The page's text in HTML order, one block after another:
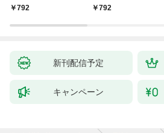
792
にゲームバランスを崩
792
新刊配信予定
キャンペーン